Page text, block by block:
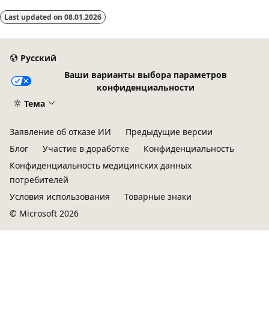
Last updated on 08.01.2026
Русский
Ваши варианты выбора параметров
конфиденциальности
Тема
Заявление об отказе ИИ
Предыдущие версии
Блог
Участие в доработке
Конфиденциальность
Конфиденциальность медицинских данных
потребителей
Условия использования
Товарные знаки
© Microsoft 2026